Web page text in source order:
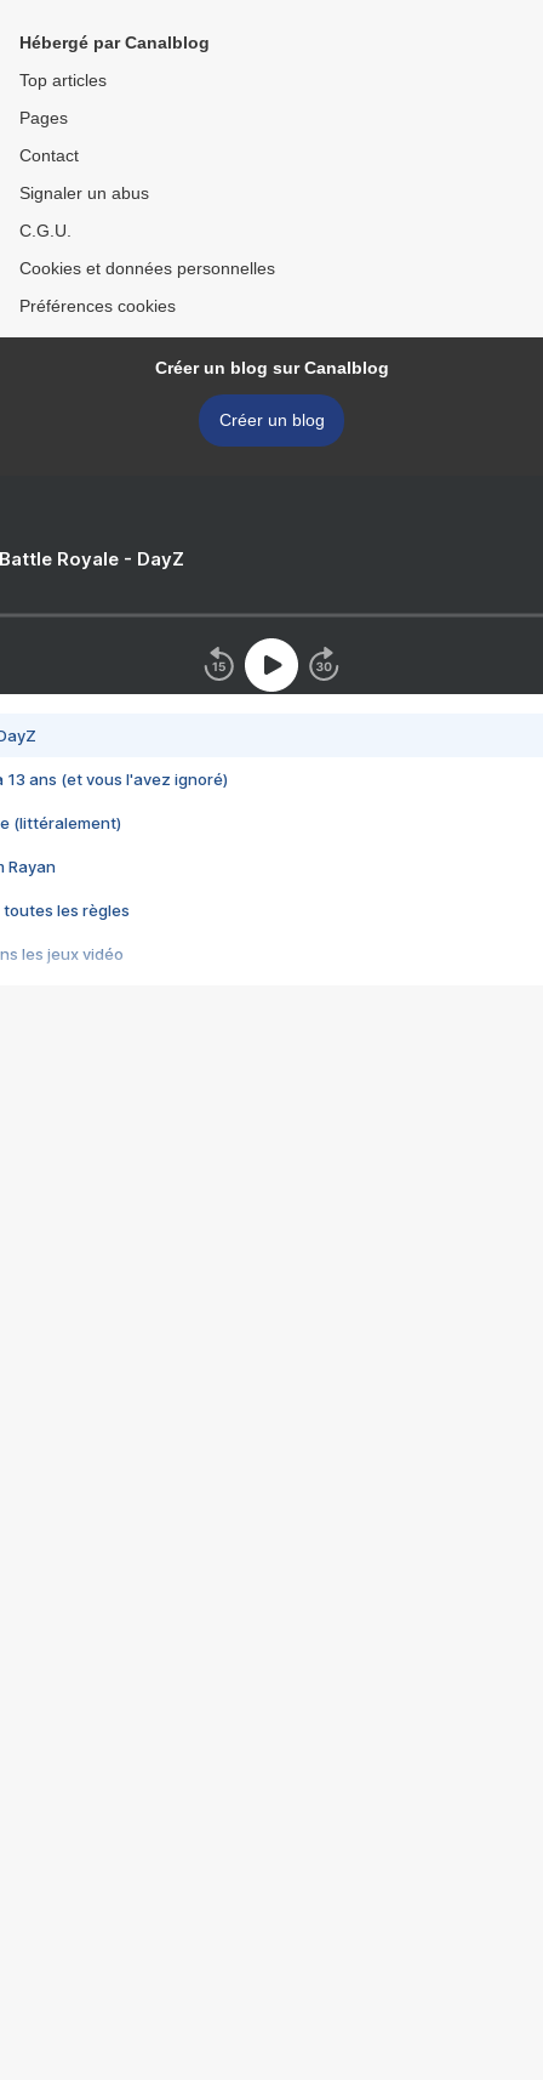
Hébergé par Canalblog
Top articles
Pages
Contact
Signaler un abus
C.G.U.
Cookies et données personnelles
Préférences cookies
Créer un blog sur Canalblog
Créer un blog
Royale - DayZ
13 ans (et vous l'avez ignoré)
(littéralement)
Rayan
toutes les règles
les jeux vidéo